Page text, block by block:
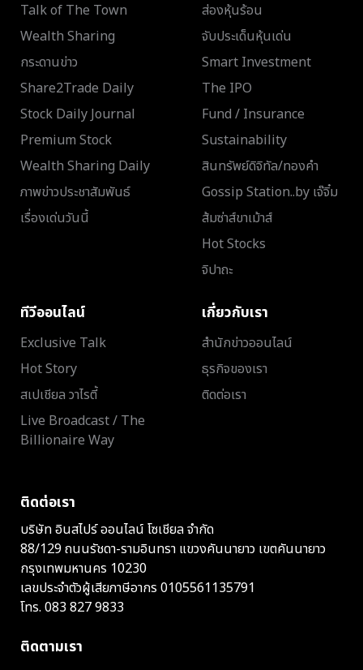
Talk of The Town
Wealth Sharing
กระดานข่าว
Share2Trade Daily
Stock Daily Journal
Premium Stock
Wealth Sharing Daily
ภาพข่าวประชาสัมพันธ์
เรื่องเด่นวันนี้
ส่องหุ้นร้อน
จับประเด็นหุ้นเด่น
Smart Investment
The IPO
Fund / Insurance
Sustainability
สินทรัพย์ดิจิทัล/ทองคำ
Gossip Station..by เจ๊จิ๋ม
ส้มซ่าส์ขาเม้าส์
Hot Stocks
จิปาถะ
ทีวีออนไลน์
Exclusive Talk
Hot Story
สเปเชียล วาไรตี้
Live Broadcast / The
Billionaire Way
เกี่ยวกับเรา
สำนักข่าวออนไลน์
ธุรกิจของเรา
ติดต่อเรา
ติดต่อเรา
บริษัท อินสไปร์ ออนไลน์ โซเชียล จำกัด
88/129 ถนนรัชดา-รามอินทรา แขวงคันนายาว เขตคันนายาว
กรุงเทพมหานคร 10230
เลขประจำตัวผู้เสียภาษีอากร 0105561135791
โทร. 083 827 9833
ติดตามเรา